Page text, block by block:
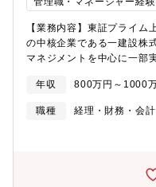
当であっても中小企業と同
企業では経験できない経理
子会社統制の観点から、経
法務リスクを検知し、社内
す。【教育体制】基本的に
法規や税制の改正がある場
に関係する研修を外部の
っていただきます。ゆくゆ
【業務内容】東証プライム
の中核企業である一建設株
マネジメントを中心に一部
環境です。 【業務詳細】
課）のうち、経理課に配属
具体的な業務内容マネジメ
（単体／連結）親会社（
務部」で構成されており
年収 800万円～1000
職種
経理・財務・会計